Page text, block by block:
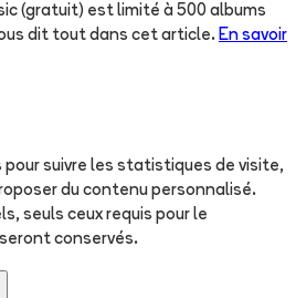
(gratuit) est limité à 500 albums
dit tout dans cet article. En savoir
pour suivre les statistiques de visite,
du contenu personnalisé.
seuls ceux requis pour le
conservés.